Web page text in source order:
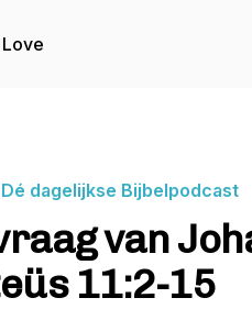
dagelijkse Bijbelpodcast
van
11:2-15